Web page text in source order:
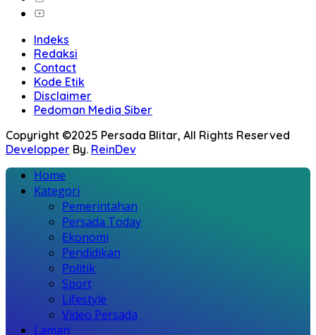
Indeks
Redaksi
Contact
Kode Etik
Disclaimer
Pedoman Media Siber
Copyright ©2025 Persada Blitar, All Rights Reserved
Developper By. ReinDev
Home
Kategori
Pemerintahan
Persada Today
Ekonomi
Pendidikan
Politik
Sport
Lifestyle
Video Persada
Laman